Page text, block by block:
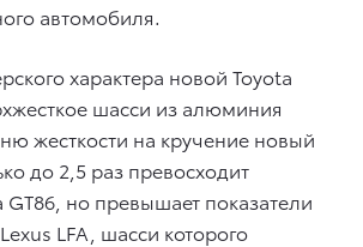
автомобиля.
характера новой Toyota
шасси из алюминия
жесткости на кручение новый
до 2,5 раз превосходит
GT86, но превышает показатели
LFA, шасси которого